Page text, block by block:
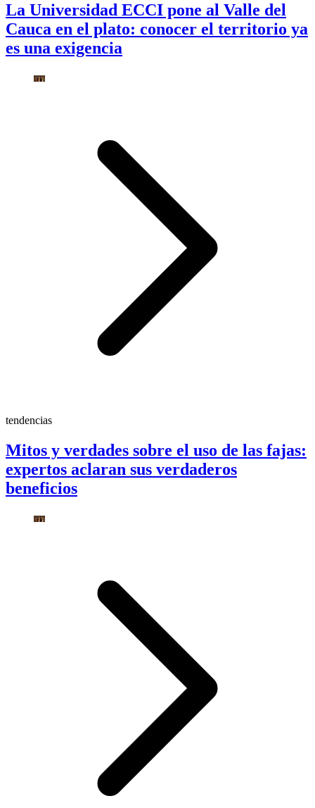
La Universidad ECCI pone al Valle del
Cauca en el plato: conocer el territorio ya
es una exigencia
tendencias
Mitos y verdades sobre el uso de las fajas:
expertos aclaran sus verdaderos
beneficios